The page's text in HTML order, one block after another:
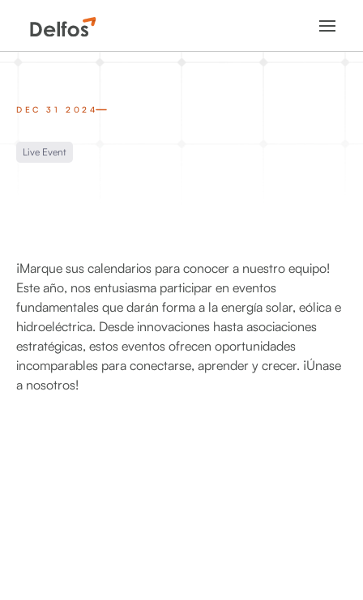
DEC 31 2024
Live Event
¡Marque sus calendarios para conocer a nuestro equipo!
Este año, nos entusiasma participar en eventos
fundamentales que darán forma a la energía solar, eólica e
hidroeléctrica. Desde innovaciones hasta asociaciones
estratégicas, estos eventos ofrecen oportunidades
incomparables para conectarse, aprender y crecer. ¡Únase
a nosotros!